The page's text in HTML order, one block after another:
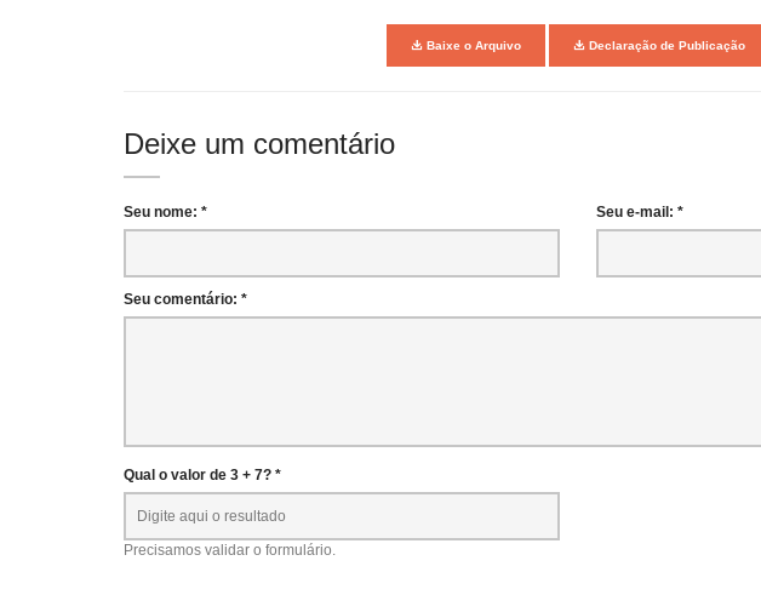
Baixe o Arquivo Declaração de Publicação
Deixe um comentário
Seu nome: * Seu e-mail: *
Seu comentário: *
Qual o valor de 3 + 7? *
Precisamos validar o formulário.